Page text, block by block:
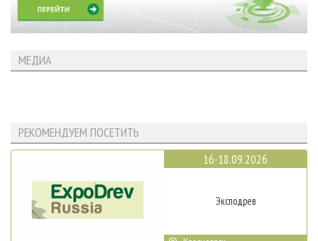
МЕДИА
РЕКОМЕНДУЕМ ПОСЕТИТЬ
16-18.09.2026
Эксподрев